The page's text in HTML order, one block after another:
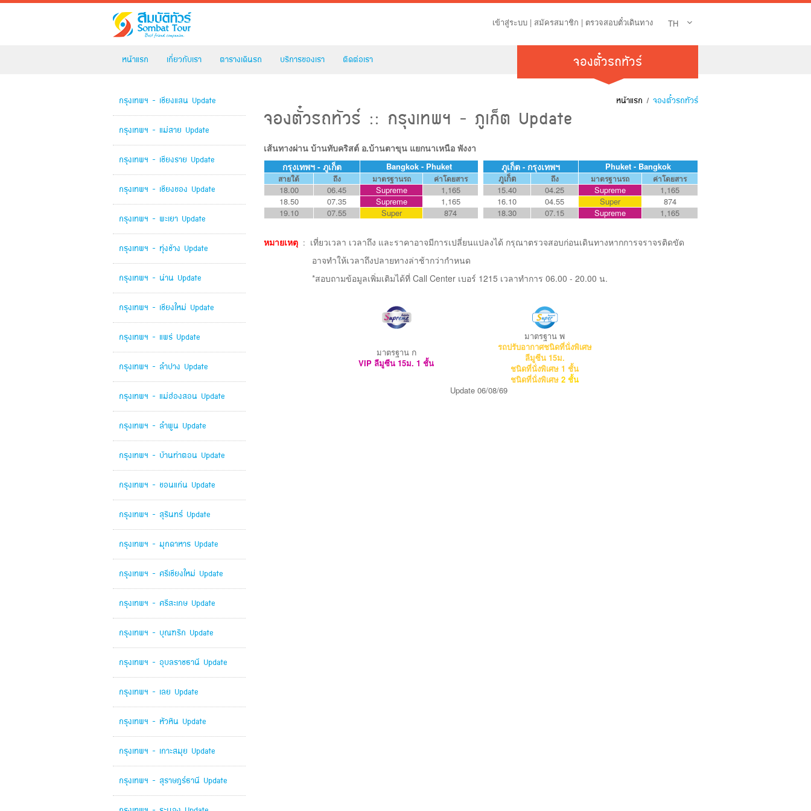
TH
หน้าแรก เกี่ยวกับเรา ตารางเดินรถ บริการของเรา ติดต่อเรา
เข้าสู่ระบบ | สมัครสมาชิก | ตรวจสอบตั๋วเดินทาง
จองตั๋วรถทัวร์
หน้าแรก / จองตั๋วรถทัวร์
จองตั๋วรถทัวร์ :: กรุงเทพฯ - ภูเก็ต Update
เส้นทางผ่าน บ้านทับคริสต์ อ.บ้านตาขุน แยกนาเหนือ พังงา
กรุงเทพฯ - ภูเก็ต
Bangkok - Phuket ภูเก็ต - กรุงเทพฯ Phuket - Bangkok
สายใต้ ถึง มาตรฐานรถ ค่าโดยสาร ภูเก็ต ถึง มาตรฐานรถ ค่าโดยสาร
18.00 06.45 Supreme 1,165 15.40 04.25 Supreme
1,165
18.50
07.35 Supreme 1,165 16.10 04.55 Super
874
19.10
07.55 Super 874 18.30 07.15 Supreme 1,165
หมายเหตุ : เที่ยวเวลา เวลาถึง และราคาอาจมีการเปลี่ยนแปลงได้ กรุณาตรวจสอบก่อนเดินทางหากการจราจรติดขัด
อาจทำให้เวลาถึงปลายทางล่าช้ากว่ากำหนด
*สอบถามข้อมูลเพิ่มเติมได้ที่ Call Center เบอร์ 1215 เวลาทำการ 06.00 - 20.00 น.
มาตรฐาน ก
VIP ลีมูซีน 15ม. 1 ชั้น
มาตรฐาน พ
รถปรับอากาศชนิดที่นั่งพิเศษ
ลีมูซีน 15ม.
ชนิดที่นั่งพิเศษ 1 ชั้น
ชนิดที่นั่งพิเศษ 2 ชั้น
Update 06/08/69
กรุงเทพฯ - เชียงแสน Update
กรุงเทพฯ - แม่สาย Update
กรุงเทพฯ - เชียงราย Update
กรุงเทพฯ - เชียงของ Update
กรุงเทพฯ - พะเยา Update
กรุงเทพฯ - ทุ่งช้าง Update
กรุงเทพฯ - น่าน Update
กรุงเทพฯ - เชียงใหม่ Update
กรุงเทพฯ - แพร่ Update
กรุงเทพฯ - ลำปาง Update
กรุงเทพฯ - แม่ฮ่องสอน Update
กรุงเทพฯ - ลำพูน Update
กรุงเทพฯ - บ้านท่าตอน Update
กรุงเทพฯ - ขอนแก่น Update
กรุงเทพฯ - สุรินทร์ Update
กรุงเทพฯ - มุกดาหาร Update
กรุงเทพฯ - ศรีเชียงใหม่ Update
กรุงเทพฯ - ศรีสะเกษ Update
กรุงเทพฯ - บุณฑริก Update
กรุงเทพฯ - อุบลราชธานี Update
กรุงเทพฯ - เลย Update
กรุงเทพฯ - หัวหิน Update
กรุงเทพฯ - เกาะสมุย Update
กรุงเทพฯ - สุราษฎร์ธานี Update